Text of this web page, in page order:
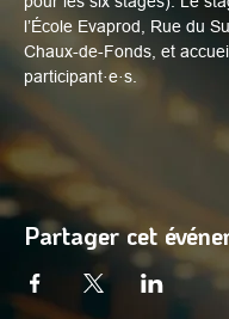
l’École Evaprod, Rue du
Chaux-de-Fonds, et
participant·e·s.
Partager cet